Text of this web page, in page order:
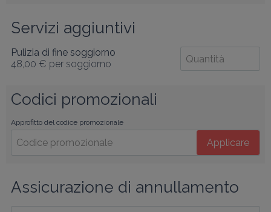
Servizi aggiuntivi
Pulizia di fine soggiorno
48,00 € per soggiorno
Codici promozionali
Approfitto del codice promozionale
Applicare
Assicurazione di annullamento